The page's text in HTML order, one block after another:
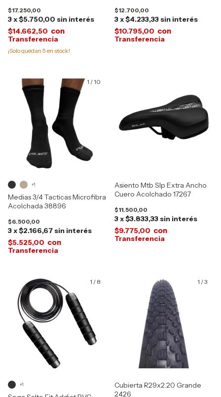
$17.250,00
3x$5.750,00 sin interés
$14.662,50 con
¡Solo quedan 5 en stock!
$12.700,00
3x$4.233,33 sin interés
$10.795,00 con
1 /10
Medias 3/4 Tacticas Microfibra
Acolchada 38896
$6.500,00
3x$2.166,67 sin interés
$5.525,00 con
+1
Asiento Mtb Slp Extra Ancho
Cuero Acolchado 17267
$11.500,00
3x$3.833,33 sin interés
$9.775,00 con
1 / 8
+1
1 /3
Cubierta R29x2.20 Grande
2426